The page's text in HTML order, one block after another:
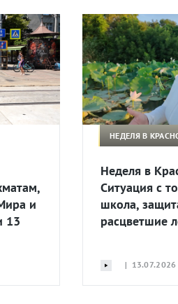
и
13
НЕДЕЛЯ В
Неделя в
Ситуация с
школа,
расцветшие
| 13.07.2026